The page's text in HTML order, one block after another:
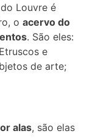
Louvre é
o acervo do
. São eles:
e
de arte;
alas, são elas